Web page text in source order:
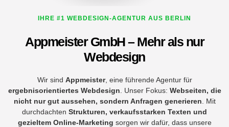
IHRE #1 WEBDESIGN-AGENTUR AUS BERLIN
Appmeister GmbH – Mehr als nur
Webdesign
Wir sind Appmeister, eine führende Agentur für
ergebnisorientiertes Webdesign . Unser Fokus: Webseiten, die
nicht nur gut aussehen, sondern Anfragen generieren . Mit
durchdachten Strukturen, verkaufsstarken Texten und
gezieltem Online-Marketing sorgen wir dafür, dass unsere